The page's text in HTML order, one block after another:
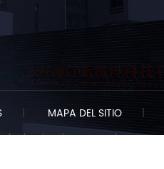
| MAPA DEL SITIO |
los derechos reservados.